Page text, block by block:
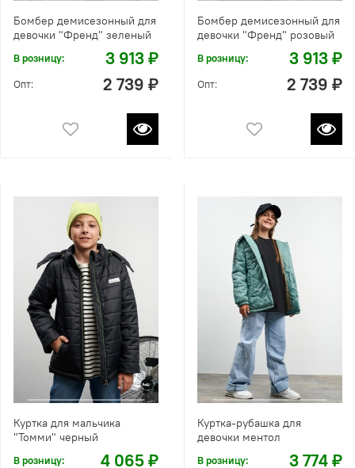
Бомбер демисезонный для
девочки "Френд" зеленый
В розницу: 3 913 ₽
Опт: 2 739 ₽
Бомбер демисезонный для
девочки "Френд" розовый
В розницу: 3 913 ₽
Опт: 2 739 ₽
Куртка для мальчика
"Томми" черный
В розницу: 4 065 ₽
Куртка-рубашка для
девочки ментол
В розницу: 3 774 ₽